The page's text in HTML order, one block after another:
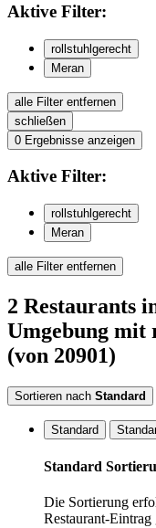
Aktive Filter:
rollstuhlgerecht
Meran
alle Filter entfernen
schließen
0 Ergebnisse anzeigen
Aktive Filter:
rollstuhlgerecht
Meran
alle Filter entfernen
2 Restaurants
Umgebung mit
(von 20901)
Sortieren nach Standard
Standard
Standard
Die Sortierung
Restaurant-Eintrag